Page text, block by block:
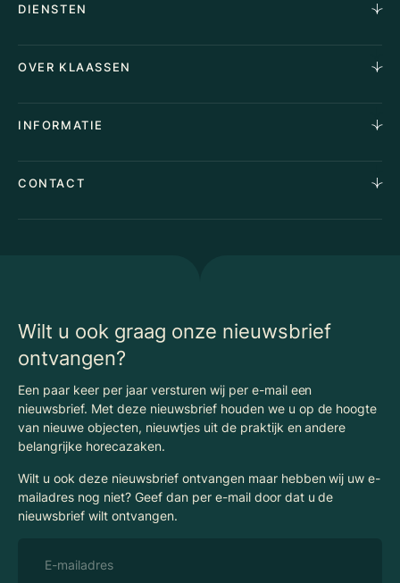
DIENSTEN
Aankoopopdracht
Stille verkoop
Taxaties
Advies
OVER KLAASSEN
Waarom Klaassen
Vacatures
Algemene voorwaarden
INFORMATIE
Vergunningen
CONTACT
Wilt u ook graag onze nieuwsbrief
ontvangen?
Een paar keer per jaar versturen wij per e-mail een
nieuwsbrief. Met deze nieuwsbrief houden we u op de hoogte
van nieuwe objecten, nieuwtjes uit de praktijk en andere
belangrijke horecazaken.
Wilt u ook deze nieuwsbrief ontvangen maar hebben wij uw e-
mailadres nog niet? Geef dan per e-mail door dat u de
nieuwsbrief wilt ontvangen.